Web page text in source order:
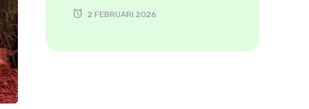
2 FEBRUARI 2026